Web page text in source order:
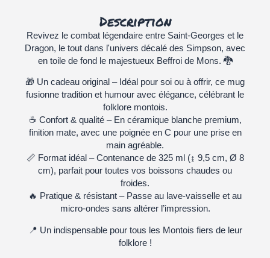
Description
Revivez le combat légendaire entre Saint-Georges et le
Dragon, le tout dans l'univers décalé des Simpson, avec
en toile de fond le majestueux Beffroi de Mons. 🐉
🎁 Un cadeau original – Idéal pour soi ou à offrir, ce mug
fusionne tradition et humour avec élégance, célébrant le
folklore montois.
☕ Confort & qualité– En céramique blanche premium,
finition mate, avec une poignée en C pour une prise en
main agréable.
📏 Format idéal – Contenance de 325 ml (↨ 9,5 cm, Ø 8
cm), parfait pour toutes vos boissons chaudes ou
froides.
🔥 Pratique & résistant – Passe au lave-vaisselle et au
micro-ondes sans altérer l’impression.
📍 Un indispensable pour tous les Montois fiers de leur
folklore !